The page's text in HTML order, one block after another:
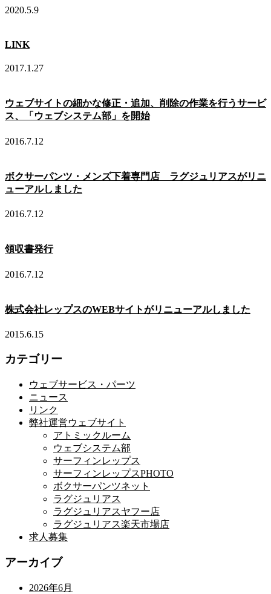
2020.5.9
LINK
2017.1.27
ウェブサイトの細かな修正・追加、削除の作業を行うサービ
ス、「ウェブシステム部」を開始
2016.7.12
ボクサーパンツ・メンズ下着専門店 ラグジュリアスがリニ
ューアルしました
2016.7.12
領収書発行
2016.7.12
株式会社レップスのWEBサイトがリニューアルしました
2015.6.15
カテゴリー
ウェブサービス・パーツ
ニュース
リンク
弊社運営ウェブサイト
アトミックルーム
ウェブシステム部
サーフィンレップス
サーフィンレップスPHOTO
ボクサーパンツネット
ラグジュリアス
ラグジュリアスヤフー店
ラグジュリアス楽天市場店
求人募集
アーカイブ
2026年6月